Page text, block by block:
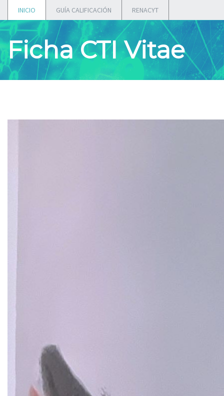
INICIO GUÍA CALIFICACIÓN RENACYT
Ficha CTI Vitae